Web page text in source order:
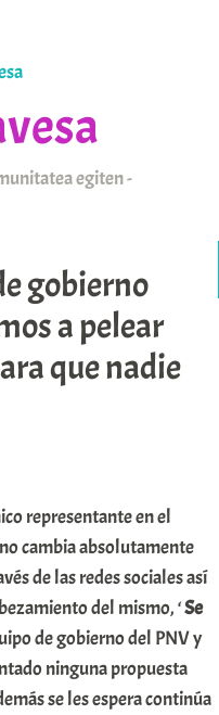
egiten
ERRIOXA
gobierno
a pelear
que nadie
representante en el
cambia absolutamente
de las redes sociales así
del mismo, ‘Se
de gobierno del PNV y
ninguna propuesta
se les espera continúa